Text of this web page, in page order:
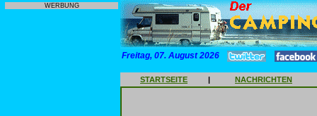
WERBUNG
Freitag, 07. August 2026
STARTSEITE | NACHRICHTEN